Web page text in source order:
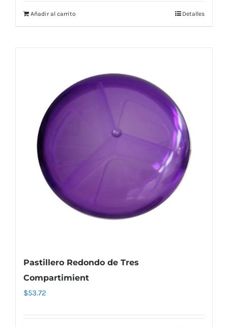
Añadir al carrito Detalles
Pastillero Redondo de Tres
Compartimient
$53.72